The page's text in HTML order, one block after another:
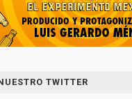
TWITTER